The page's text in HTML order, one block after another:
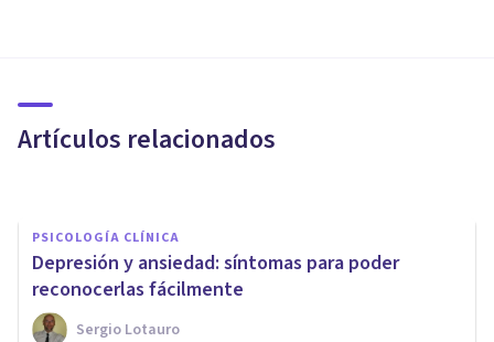
Artículos relacionados
sientes mal
PSICOLOGÍA CLÍNICA
​Depresión y ansiedad: síntomas para poder
reconocerlas fácilmente
Sergio Lotauro